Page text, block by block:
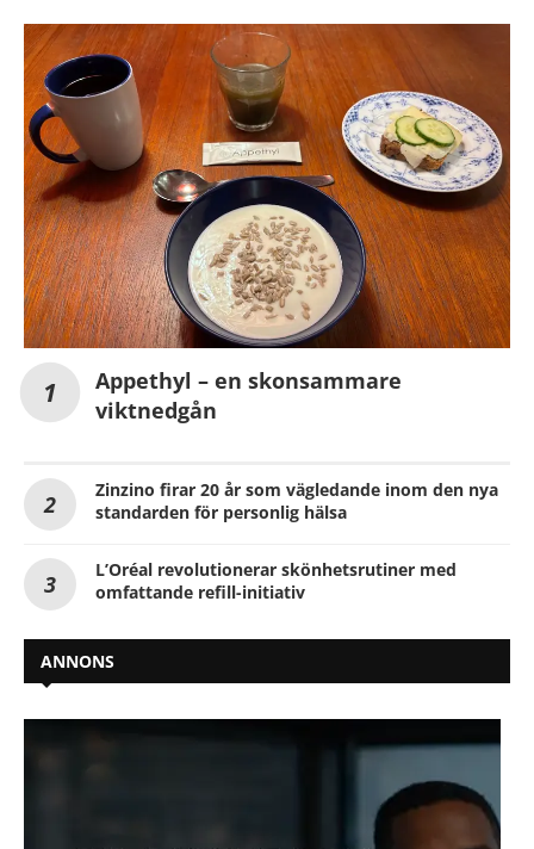
Appethyl – en skonsammare
viktnedgån
Zinzino firar 20 år som vägledande inom den nya
standarden för personlig hälsa
L’Oréal revolutionerar skönhetsrutiner med
omfattande refill-initiativ
ANNONS